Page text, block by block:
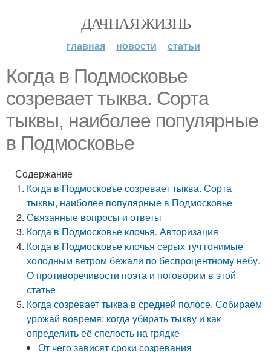
ДАЧНАЯ ЖИЗНЬ
главная новости статьи
Когда в Подмосковье
созревает тыква. Сорта
тыквы, наиболее популярные
в Подмосковье
Содержание
Когда в Подмосковье созревает тыква. Сорта
тыквы, наиболее популярные в Подмосковье
Связанные вопросы и ответы
Когда в Подмосковье клочья. Авторизация
Когда в Подмосковье клочья серых туч гонимые
холодным ветром бежали по беспроцентному небу.
О противоречивости поэта и поговорим в этой
статье
Когда созревает тыква в средней полосе. Собираем
урожай вовремя: когда убирать тыкву и как
определить её спелость на грядке
От чего зависят сроки созревания